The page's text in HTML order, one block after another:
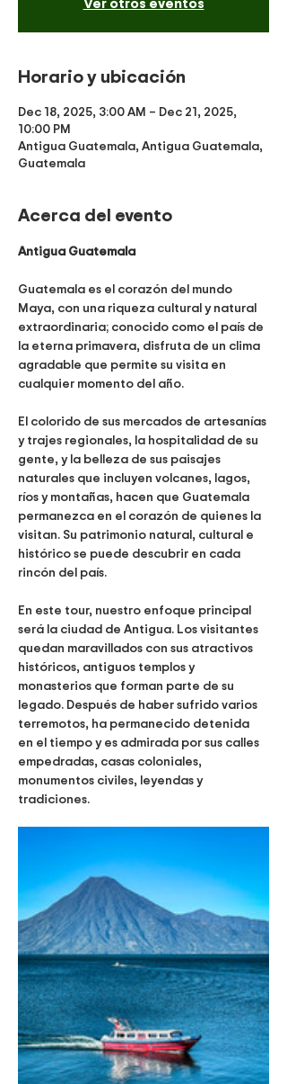
Horario y ubicación
Dec 18, 2025, 3:00 AM – Dec 21, 2025,
10:00 PM
Antigua Guatemala, Antigua Guatemala,
Guatemala
Acerca del evento
Antigua Guatemala
Guatemala es el corazón del mundo
Maya, con una riqueza cultural y natural
extraordinaria; conocido como el país de
la eterna primavera, disfruta de un clima
agradable que permite su visita en
cualquier momento del año.
El colorido de sus mercados de artesanías
y trajes regionales, la hospitalidad de su
gente, y la belleza de sus paisajes
naturales que incluyen volcanes, lagos,
ríos y montañas, hacen que Guatemala
permanezca en el corazón de quienes la
visitan. Su patrimonio natural, cultural e
histórico se puede descubrir en cada
rincón del país.
En este tour, nuestro enfoque principal
será la ciudad de Antigua. Los visitantes
quedan maravillados con sus atractivos
históricos, antiguos templos y
monasterios que forman parte de su
legado. Después de haber sufrido varios
terremotos, ha permanecido detenida
en el tiempo y es admirada por sus calles
empedradas, casas coloniales,
monumentos civiles, leyendas y
tradiciones.